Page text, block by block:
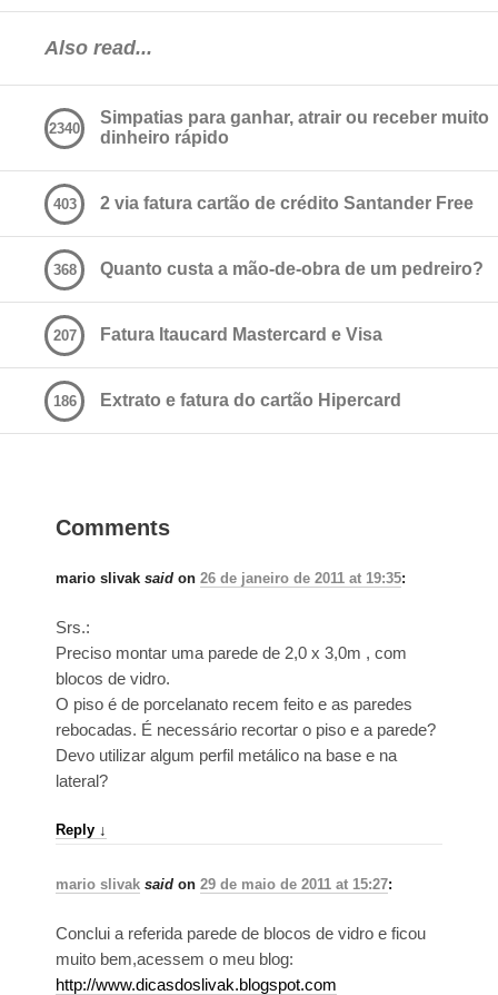
Also read...
Simpatias para ganhar, atrair ou receber muito
dinheiro rápido
2340
2 via fatura cartão de crédito Santander Free
403
Quanto custa a mão-de-obra de um pedreiro?
368
Fatura Itaucard Mastercard e Visa
207
Extrato e fatura do cartão Hipercard
186
Comments
mario slivak said on 26 de janeiro de 2011 at 19:35:
Srs.:
Preciso montar uma parede de 2,0 x 3,0m , com
blocos de vidro.
O piso é de porcelanato recem feito e as paredes
rebocadas. É necessário recortar o piso e a parede?
Devo utilizar algum perfil metálico na base e na
lateral?
Reply ↓
mario slivak said on 29 de maio de 2011 at 15:27:
Conclui a referida parede de blocos de vidro e ficou
muito bem,acessem o meu blog:
http://www.dicasdoslivak.blogspot.com